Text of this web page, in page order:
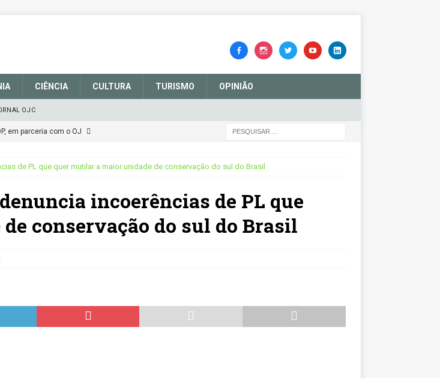
CIÊNCIA CULTURA TURISMO OPINIÃO
OJC
em parceria com o OJ
DE UNIDADES DE
Nacional de São Joaquim
de PL que quer mutilar a maior unidade de conservação do sul do Brasil
incoerências de PL que
conservação do sul do Brasil